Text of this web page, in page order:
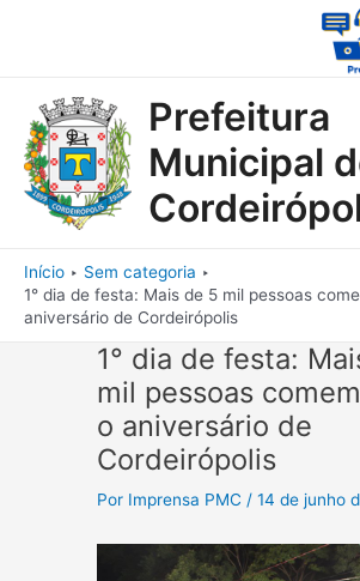
Prefeitura
Municipal
Início
Sem categoria
1° dia de festa: Mais de 5 mil pessoas
aniversário de Cordeirópolis
1° dia de festa:
mil pessoas
o aniversário de
Cordeirópolis
Por Imprensa PMC /14 de junho